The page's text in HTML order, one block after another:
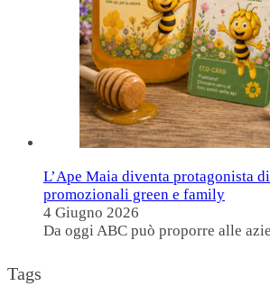
L’Ape Maia diventa protagonista
promozionali green e family
4 Giugno 2026
Da oggi ABC può proporre alle
Tags